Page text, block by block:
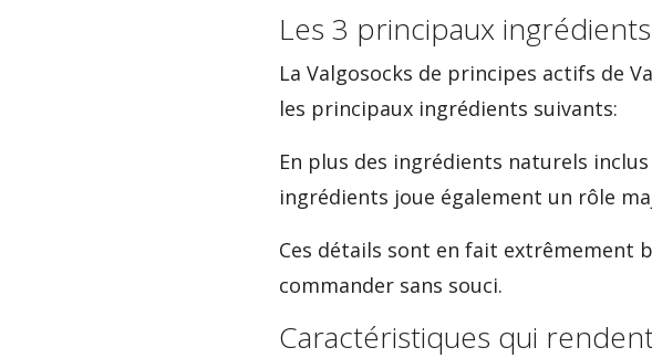
Les 3 principaux
La Valgosocks de principes actifs de
les principaux ingrédients suivants:
En plus des ingrédients naturels
ingrédients joue également un rôle
Ces détails sont en fait extrêmement
commander sans souci.
Caractéristiques qui